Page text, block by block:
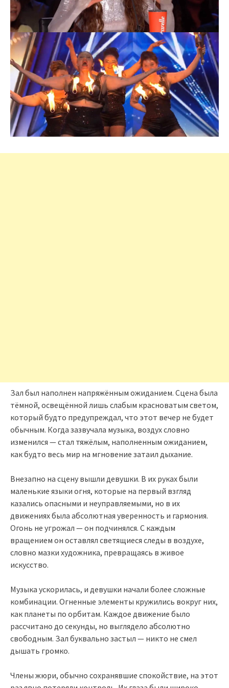
Зал был наполнен напряжённым ожиданием. Сцена была
тёмной, освещённой лишь слабым красноватым светом,
который будто предупреждал, что этот вечер не будет
обычным. Когда зазвучала музыка, воздух словно
изменился — стал тяжёлым, наполненным ожиданием,
как будто весь мир на мгновение затаил дыхание.
Внезапно на сцену вышли девушки. В их руках были
маленькие языки огня, которые на первый взгляд
казались опасными и неуправляемыми, но в их
движениях была абсолютная уверенность и гармония.
Огонь не угрожал — он подчинялся. С каждым
вращением он оставлял светящиеся следы в воздухе,
словно мазки художника, превращаясь в живое
искусство.
Музыка ускорилась, и девушки начали более сложные
комбинации. Огненные элементы кружились вокруг них,
как планеты по орбитам. Каждое движение было
рассчитано до секунды, но выглядело абсолютно
свободным. Зал буквально застыл — никто не смел
дышать громко.
Члены жюри, обычно сохранявшие спокойствие, на этот